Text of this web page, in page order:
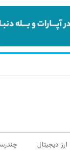
ارز دیجیتال